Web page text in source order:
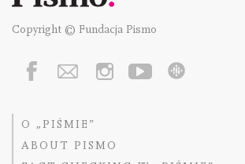
Copyright © Fundacja Pismo
O „PIŚMIE”
ABOUT PISMO